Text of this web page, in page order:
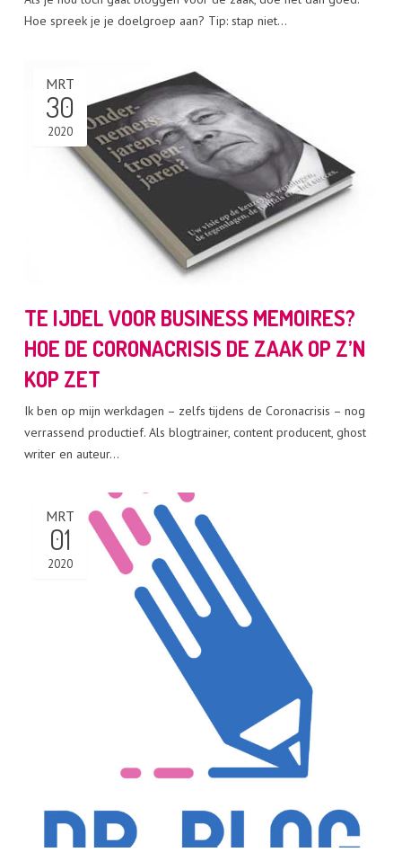
Hoe spreek je je doelgroep aan? Tip: stap niet…
TE IJDEL VOOR BUSINESS MEMOIRES?
HOE DE CORONACRISIS DE ZAAK OP Z’N
KOP ZET
MRT
30
2020
Ik ben op mijn werkdagen – zelfs tijdens de Coronacrisis – nog
verrassend productief. Als blogtrainer, content producent, ghost
writer en auteur…
MRT
01
2020